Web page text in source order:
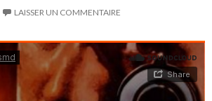
LAISSER UN COMMENTAIRE